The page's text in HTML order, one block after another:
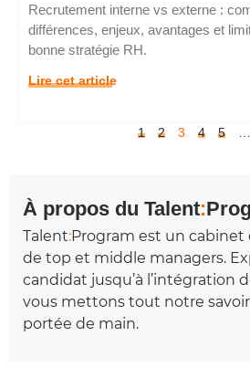
Recrutement interne vs externe :
différences, enjeux, avantages et
bonne stratégie RH.
Lire cet article
1 2 3 4 5
À propos du Talent:
Talent:Program est un
de top et middle managers.
candidat jusqu’à l’intégration
vous mettons tout notre
portée de main.